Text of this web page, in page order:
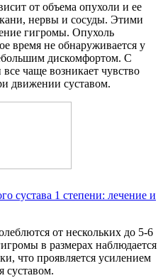
от объема опухоли и ее
нервы и сосуды. Этими
гигромы. Опухоль
время не обнаруживается у
дискомфортом. С
чаще возникает чувство
движении суставом.
сустава 1 степени: лечение и
от нескольких до 5-6
в размерах наблюдается
что проявляется усилением
суставом.